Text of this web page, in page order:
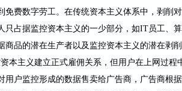
免费数字劳工。在传统资本主义体系中，剥削
只占据监控资本主义的一少部分，如IT员工、
商品的潜在生产者以及监控资本主义的潜在剥
本主义建立正式雇佣关系，但用户在上网过
用户监控形成的数据售卖给广告商，广告商根